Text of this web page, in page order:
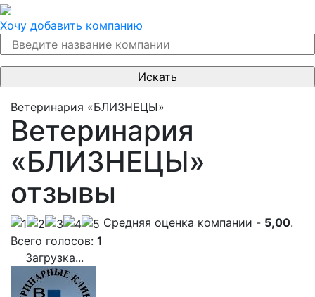
Хочу добавить компанию
Ветеринария «БЛИЗНЕЦЫ»
Ветеринария
«БЛИЗНЕЦЫ»
отзывы
Cредняя оценка компании - 5,00.
Всего голосов: 1
Загрузка...